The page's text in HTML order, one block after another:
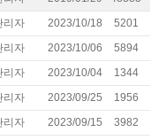
리자 2023/10/18
5201
리자 2023/10/06
5894
리자 2023/10/04
1344
리자 2023/09/25
1956
리자 2023/09/15
3982